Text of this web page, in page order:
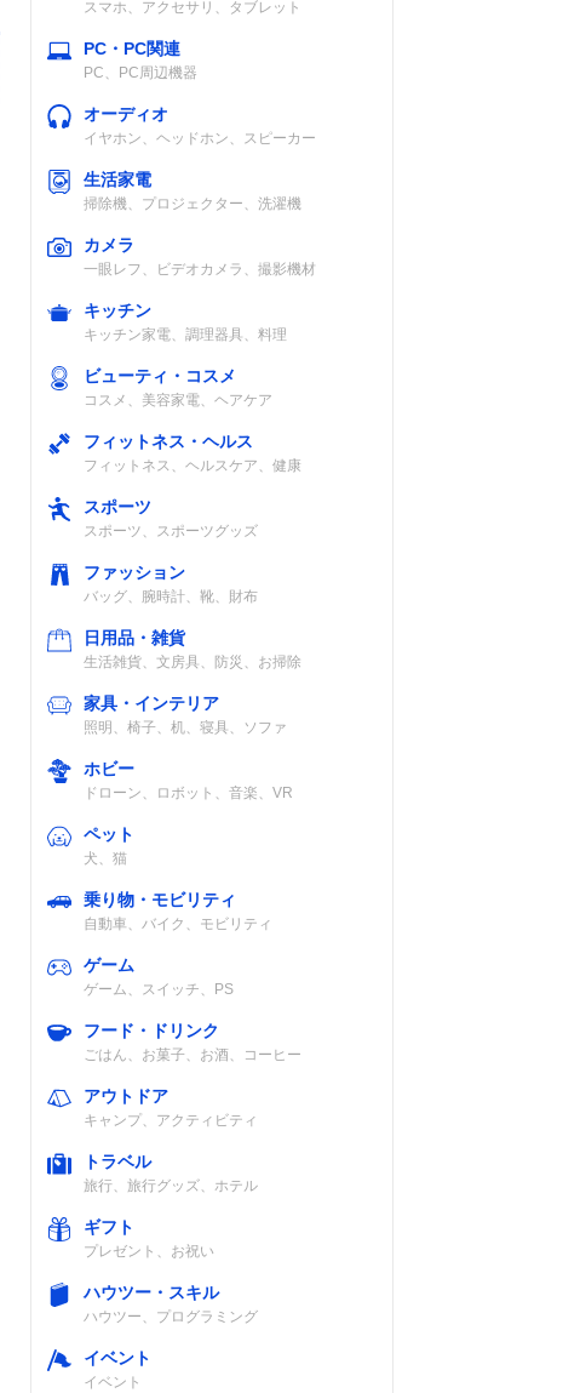
スマホ、アクセサリ、タブレット
PC・PC関連
PC、PC周辺機器
オーディオ
イヤホン、ヘッドホン、スピーカー
生活家電
掃除機、プロジェクター、洗濯機
カメラ
一眼レフ、ビデオカメラ、撮影機材
キッチン
キッチン家電、調理器具、料理
ビューティ・コスメ
コスメ、美容家電、ヘアケア
フィットネス・ヘルス
フィットネス、ヘルスケア、健康
スポーツ
スポーツ、スポーツグッズ
ファッション
バッグ、腕時計、靴、財布
日用品・雑貨
生活雑貨、文房具、防災、お掃除
家具・インテリア
照明、椅子、机、寝具、ソファ
ホビー
ドローン、ロボット、音楽、VR
ペット
犬、猫
乗り物・モビリティ
自動車、バイク、モビリティ
ゲーム
ゲーム、スイッチ、PS
フード・ドリンク
ごはん、お菓子、お酒、コーヒー
アウトドア
キャンプ、アクティビティ
トラベル
旅行、旅行グッズ、ホテル
ギフト
プレゼント、お祝い
ハウツー・スキル
ハウツー、プログラミング
イベント
イベント